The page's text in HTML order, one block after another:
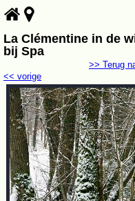
La Clémentine in de
bij Spa
<< vorige
>> Terug